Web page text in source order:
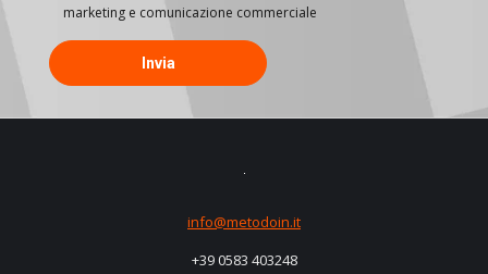
marketing e comunicazione commerciale
info@metodoin.it
+39 0583 403248